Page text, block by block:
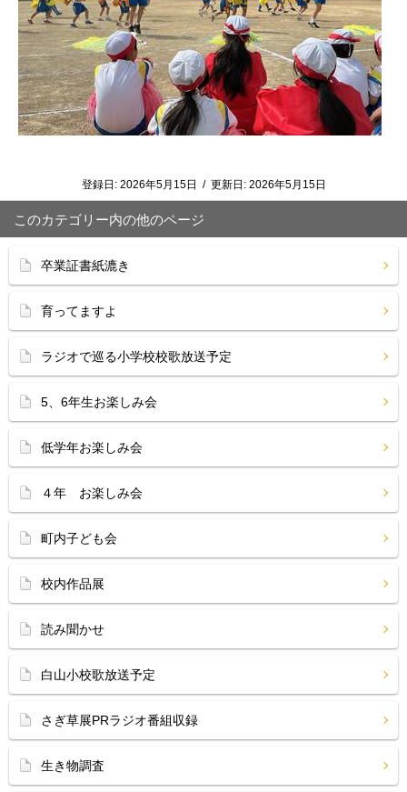
登録日: 2026年5月15日 / 更新日: 2026年5月15日
このカテゴリー内の他のページ
卒業証書紙漉き
育ってますよ
ラジオで巡る小学校校歌放送予定
5、6年生お楽しみ会
低学年お楽しみ会
４年 お楽しみ会
町内子ども会
校内作品展
読み聞かせ
白山小校歌放送予定
さぎ草展PRラジオ番組収録
生き物調査